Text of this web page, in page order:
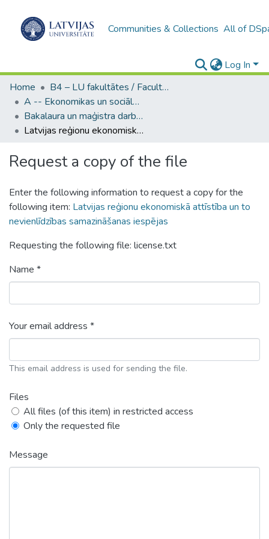
Communities & Collections All of
Log In
Home
B4 – LU fakultātes / Faculties of the UL
A -- Ekonomikas un sociālo zinātņu fakultāte / Faculty of Economics and Social Sciences
Bakalaura un maģistra darbi (ESZF) / Bachelor's and Master's theses
Latvijas reģionu ekonomiskā attīstība un to nevienlīdzības samazināšanas iespējas
Request a copy of the file
Enter the following information to request a copy for the
following item: Latvijas reģionu ekonomiskā attīstība un to
nevienlīdzības samazināšanas iespējas
Requesting the following file: license.txt
Name *
Your email address *
This email address is used for sending the file.
Files
All files (of this item) in restricted access
Only the requested file
Message